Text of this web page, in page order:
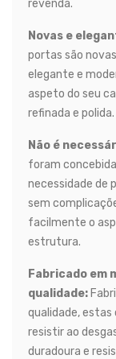
revenda.
Novas e
portas são
elegante e
aspeto do seu
refinada e polida.
Não é
foram
necessidade de
sem
facilmente o
estrutura.
Fabricado em
qualidade:
qualidade,
resistir ao
duradoura e